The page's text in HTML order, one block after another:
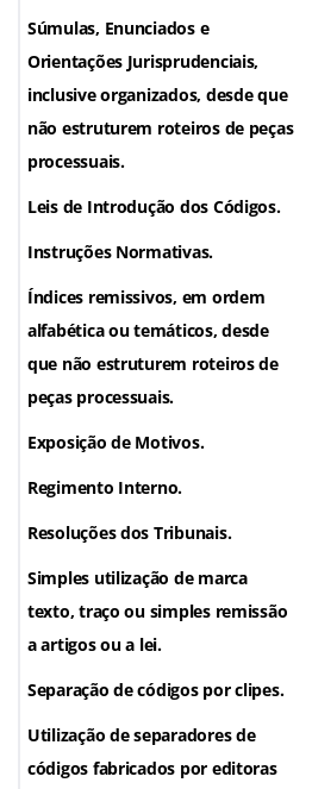
Súmulas, Enunciados e
Orientações Jurisprudenciais,
inclusive organizados, desde que
não estruturem roteiros de peças
processuais.
Leis de Introdução dos Códigos.
Instruções Normativas.
Índices remissivos, em ordem
alfabética ou temáticos, desde
que não estruturem roteiros de
peças processuais.
Exposição de Motivos.
Regimento Interno.
Resoluções dos Tribunais.
Simples utilização de marca
texto, traço ou simples remissão
a artigos ou a lei.
Separação de códigos por clipes.
Utilização de separadores de
códigos fabricados por editoras